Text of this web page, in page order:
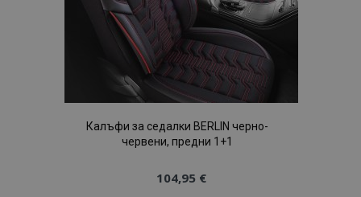
Калъфи за седалки BERLIN черно-
червени, предни 1+1
104,95 €